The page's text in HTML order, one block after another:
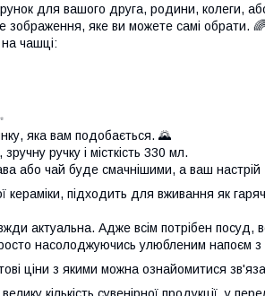
для вашого друга, родини, колеги,
зображення, яке ви можете самі обрати. 🌈
чашці:
яка вам подобається. 🌄
ручку і місткість 330 мл.
або чай буде смачнішими, а ваш
кераміки, підходить для вживання як
актуальна. Адже всім потрібен посуд,
насолоджуючись улюбленим напоєм з
ціни з якими можна ознайомитися
кількість сувенірної продукції, у